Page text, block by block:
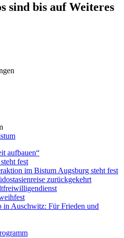
sind bis auf Weiteres
aufbauen“
fest
im Bistum Augsburg steht fest
zurückgekehrt
in Auschwitz: Für Frieden und